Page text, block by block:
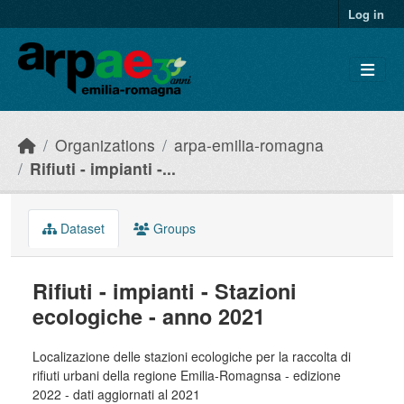
Log in
Organizations
arpa-emilia-romagna
Rifiuti - impianti -...
Dataset Groups
Rifiuti - impianti - Stazioni
ecologiche - anno 2021
Localizazione delle stazioni ecologiche per la raccolta di
rifiuti urbani della regione Emilia-Romagnsa - edizione
2022 - dati aggiornati al 2021